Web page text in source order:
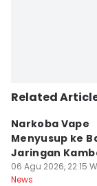
Related
Narkoba Vape
Menyusup ke
Jaringan
Terbongkar
06 Agu 2026, 22:15
News